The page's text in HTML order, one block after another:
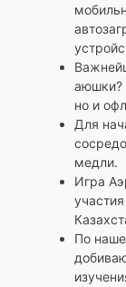
аюшки?
но и
Для
медли.
Игра
По